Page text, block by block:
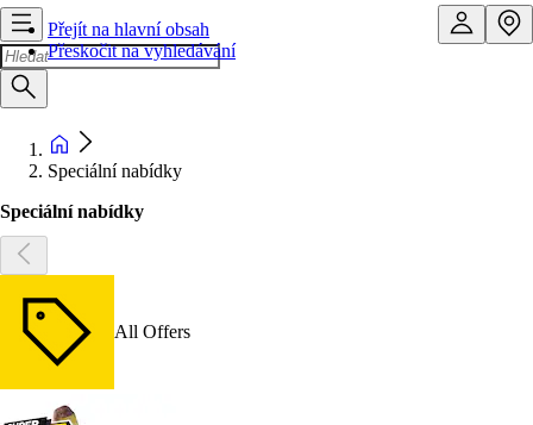
Přejít na hlavní obsah
Přeskočit na vyhledávání
Speciální nabídky
Speciální nabídky
All Offers